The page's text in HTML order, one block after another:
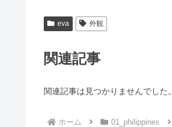
eva 外観
関連記事
関連記事は見つかりませんでした。
ホーム 01_philippines